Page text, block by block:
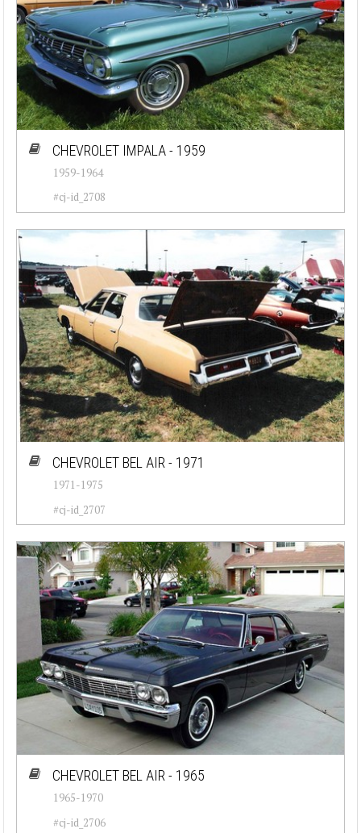
CHEVROLET IMPALA - 1959
1959-1964
#cj-id_2708
CHEVROLET BEL AIR - 1971
1971-1975
#cj-id_2707
CHEVROLET BEL AIR - 1965
1965-1970
#cj-id_2706